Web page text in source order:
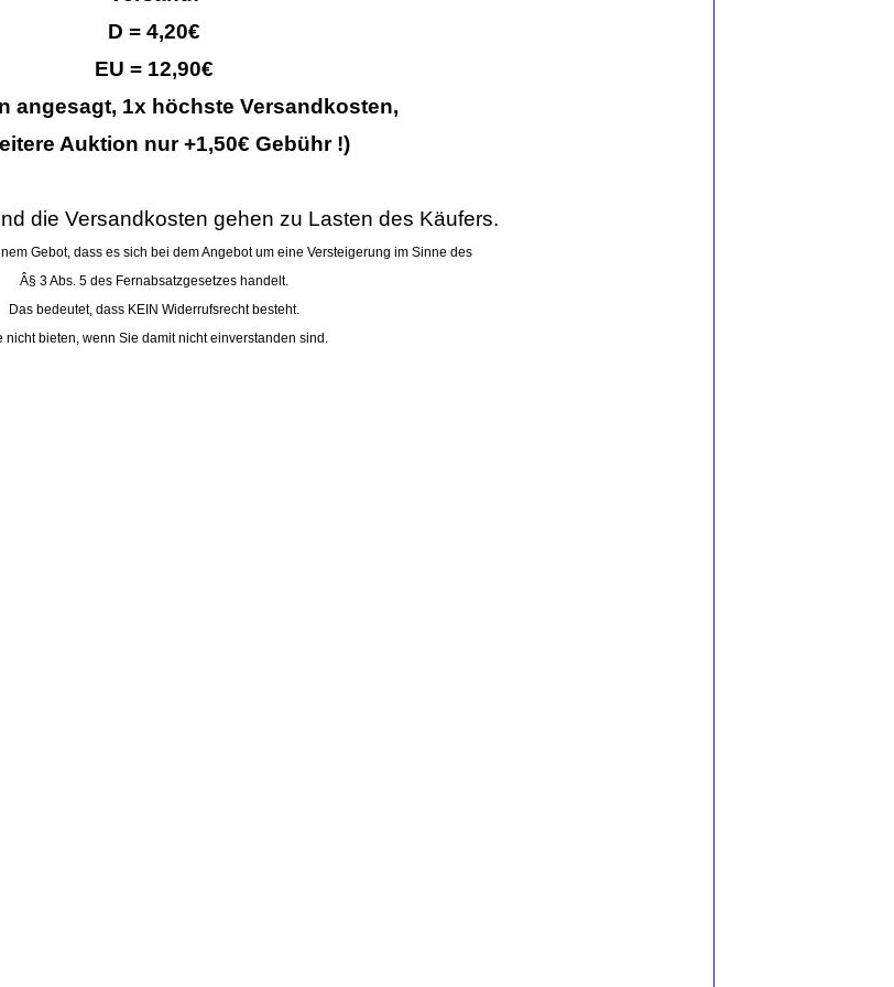
D = 4,20€
EU = 12,90€
angesagt, 1x höchste Versandkosten,
Auktion nur +1,50€ Gebühr !)
die Versandkosten gehen zu Lasten des Käufers.
Gebot, dass es sich bei dem Angebot um eine Versteigerung im Sinne des
Â§ 3 Abs. 5 des Fernabsatzgesetzes handelt.
Das bedeutet, dass KEIN Widerrufsrecht besteht.
nicht bieten, wenn Sie damit nicht einverstanden sind.